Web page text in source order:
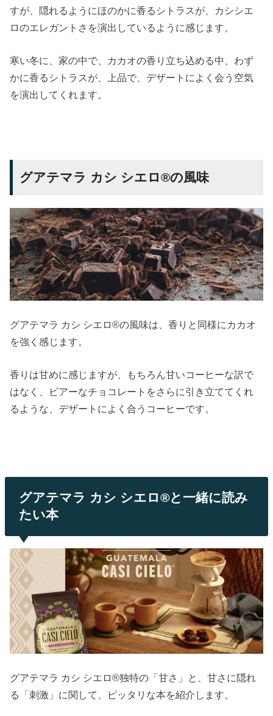
すが、隠れるようにほのかに香るシトラスが、カシシエ
ロのエレガントさを演出しているように感じます。
寒い冬に、家の中で、カカオの香り立ち込める中、わず
かに香るシトラスが、上品で、デザートによく会う空気
を演出してくれます。
グアテマラ カシ シエロ®の風味
グアテマラ カシ シエロ®の風味は、香りと同様にカカオ
を強く感じます。
香りは甘めに感じますが、もちろん甘いコーヒーな訳で
はなく、ビアーなチョコレートをさらに引き立ててくれ
るような、デザートによく合うコーヒーです。
グアテマラ カシ シエロ®と一緒に読み
たい本
グアテマラ カシ シエロ®独特の「甘さ」と、甘さに隠れ
る「刺激」に関して、ピッタリな本を紹介します。